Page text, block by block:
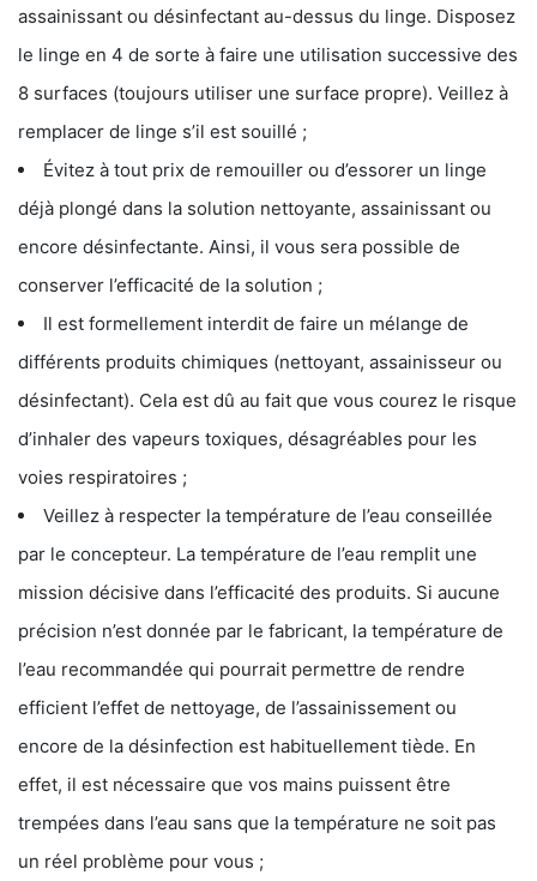
assainissant ou désinfectant au-dessus du linge. Disposez
le linge en 4 de sorte à faire une utilisation successive des
8 surfaces (toujours utiliser une surface propre). Veillez à
remplacer de linge s’il est souillé ;
Évitez à tout prix de remouiller ou d’essorer un linge
déjà plongé dans la solution nettoyante, assainissant ou
encore désinfectante. Ainsi, il vous sera possible de
conserver l’efficacité de la solution ;
Il est formellement interdit de faire un mélange de
différents produits chimiques (nettoyant, assainisseur ou
désinfectant). Cela est dû au fait que vous courez le risque
d’inhaler des vapeurs toxiques, désagréables pour les
voies respiratoires ;
Veillez à respecter la température de l’eau conseillée
par le concepteur. La température de l’eau remplit une
mission décisive dans l’efficacité des produits. Si aucune
précision n’est donnée par le fabricant, la température de
l’eau recommandée qui pourrait permettre de rendre
efficient l’effet de nettoyage, de l’assainissement ou
encore de la désinfection est habituellement tiède. En
effet, il est nécessaire que vos mains puissent être
trempées dans l’eau sans que la température ne soit pas
un réel problème pour vous ;